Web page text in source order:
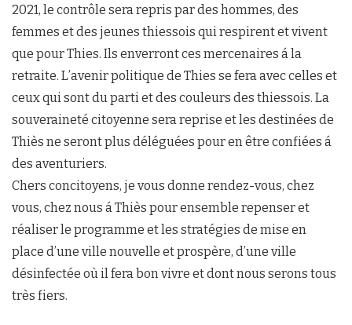
2021, le contrôle sera repris par des hommes, des
femmes et des jeunes thiessois qui respirent et vivent
que pour Thies. Ils enverront ces mercenaires á la
retraite. L’avenir politique de Thies se fera avec celles et
ceux qui sont du parti et des couleurs des thiessois. La
souveraineté citoyenne sera reprise et les destinées de
Thiès ne seront plus déléguées pour en être confiées á
des aventuriers.
Chers concitoyens, je vous donne rendez-vous, chez
vous, chez nous á Thiès pour ensemble repenser et
réaliser le programme et les stratégies de mise en
place d’une ville nouvelle et prospère, d’une ville
désinfectée où il fera bon vivre et dont nous serons tous
très fiers.